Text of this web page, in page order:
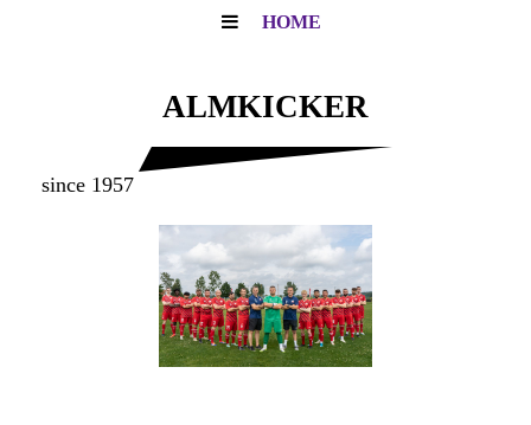
HOME
ALMKICKER
since 1957